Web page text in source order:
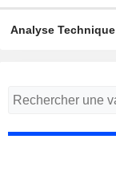
Analyse Technique